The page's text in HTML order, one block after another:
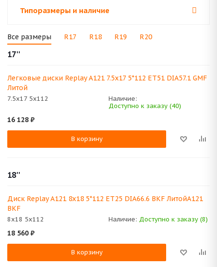
Типоразмеры и наличие
Все размеры R17 R18 R19 R20
17''
Легковые диски Replay A121 7.5x17 5*112 ET51 DIA57.1 GMF
Литой
7.5x17 5x112
Наличие:
Доступно к заказу (40)
16 128 ₽
В корзину
18''
Диск Replay A121 8x18 5*112 ET25 DIA66.6 BKF ЛитойA121
BKF
8x18 5x112 Наличие: Доступно к заказу (8)
18 560 ₽
В корзину